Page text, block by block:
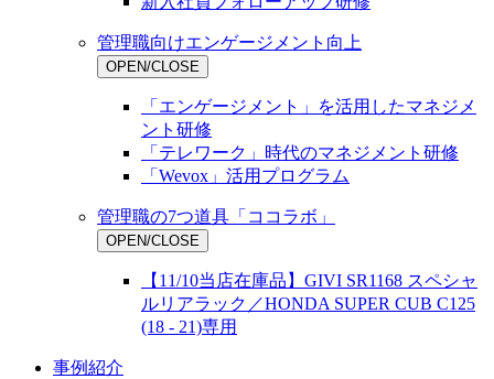
管理職向けエンゲージメント向上
OPEN/CLOSE
「エンゲージメント」を活用したマネジメ
ント研修
「テレワーク」時代のマネジメント研修
「Wevox」活用プログラム
管理職の7つ道具「ココラボ」
OPEN/CLOSE
【11/10当店在庫品】GIVI SR1168 スペシャ
ルリアラック／HONDA SUPER CUB C125
(18 - 21)専用
事例紹介